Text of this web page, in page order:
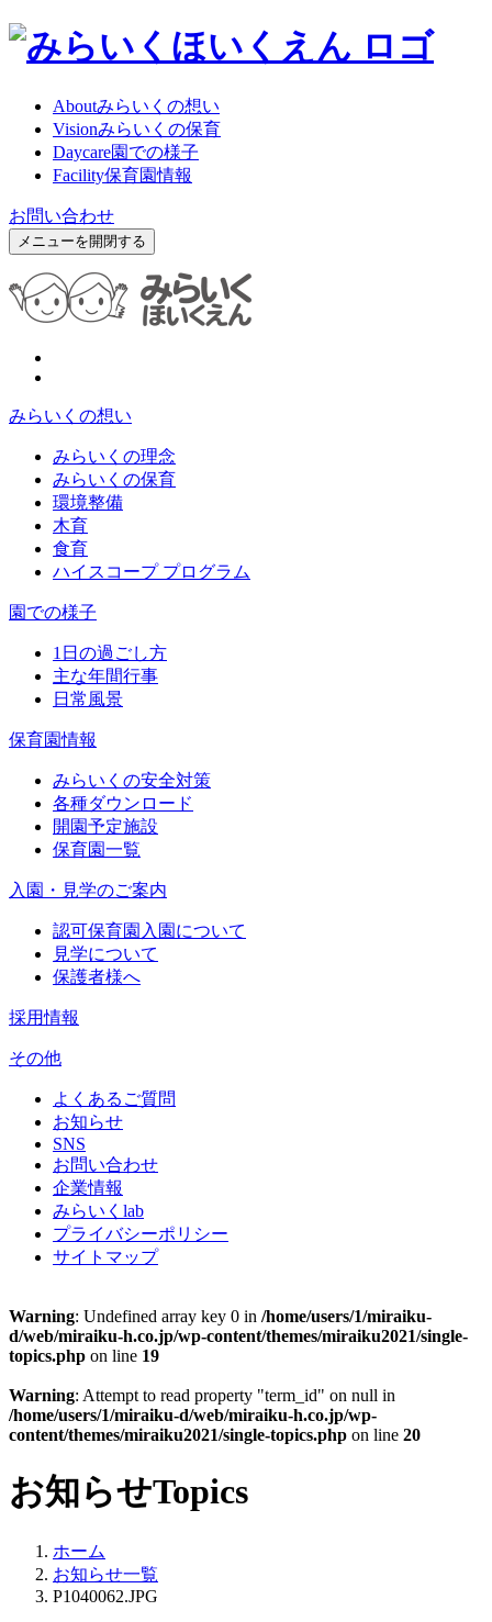
Aboutみらいくの想い
Visionみらいくの保育
Daycare園での様子
Facility保育園情報
お問い合わせ
メニューを開閉する
みらいくの想い
みらいくの理念
みらいくの保育
環境整備
木育
食育
ハイスコープ プログラム
園での様子
1日の過ごし方
主な年間行事
日常風景
保育園情報
みらいくの安全対策
各種ダウンロード
開園予定施設
保育園一覧
入園・見学のご案内
認可保育園入園について
見学について
保護者様へ
採用情報
その他
よくあるご質問
お知らせ
SNS
お問い合わせ
企業情報
みらいくlab
プライバシーポリシー
サイトマップ
Warning: Undefined array key 0 in /home/users/1/miraiku-
d/web/miraiku-h.co.jp/wp-content/themes/miraiku2021/single-
topics.php on line 19
Warning: Attempt to read property "term_id" on null in
/home/users/1/miraiku-d/web/miraiku-h.co.jp/wp-
content/themes/miraiku2021/single-topics.php on line 20
お知らせTopics
ホーム
お知らせ一覧
P1040062.JPG